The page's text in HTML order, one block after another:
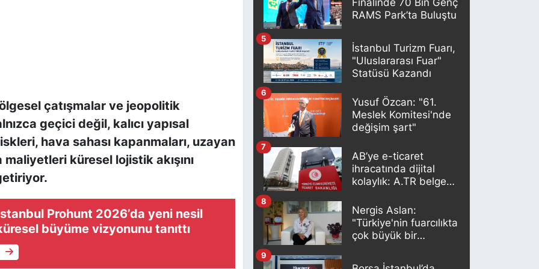
çatışmalar ve jeopolitik
geçici değil, kalıcı yapısal
hava sahası kapanmaları, uzayan
küresel lojistik akışını
Prohunt 2026’da yeni nesil
büyüme vizyonunu tanıttı
RAMS Park’ta Buluştu
İstanbul Turizm Fuarı,
"Uluslararası Fuar"
Statüsü Kazandı
5
Yusuf Özcan: "61.
Meslek Komitesi'nde
değişim şart"
6
AB’ye e-ticaret
ihracatında dijital
kolaylık: A.TR belgesi
oluşturuluyor
7
Nergis Aslan:
"Türkiye'nin fuarcılıkta
çok büyük bir
8
9